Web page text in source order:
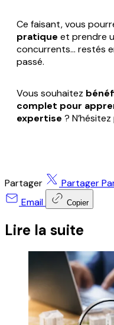
Ce faisant, vous
pratique et prendre
concurrents… restés
passé.
Vous souhaitez
complet pour
expertise ?
Partager Partager
Email
Copier
Lire la suite